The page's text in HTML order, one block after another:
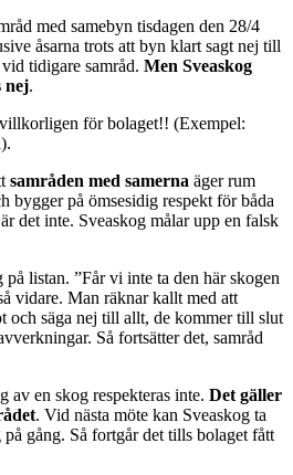
med samebyn tisdagen den 28/4
åsarna trots att byn klart sagt nej till
tidigare samråd. Men Sveaskog
nej.
för bolaget!! (Exempel:
samråden med samerna äger rum
bygger på ömsesidig respekt för båda
det inte. Sveaskog målar upp en falsk
listan. ”Får vi inte ta den här skogen
vidare. Man räknar kallt med att
och säga nej till allt, de kommer till slut
Så fortsätter det, samråd
av en skog respekteras inte. Det gäller
. Vid nästa möte kan Sveaskog ta
gång. Så fortgår det tills bolaget fått